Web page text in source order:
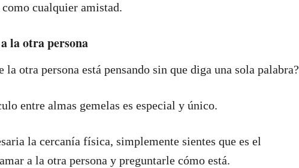
cualquier amistad.
la otra persona
la otra persona está pensando sin que diga una sola palabra?
entre almas gemelas es especial y único.
la cercanía física, simplemente sientes que es el
a la otra persona y preguntarle cómo está.